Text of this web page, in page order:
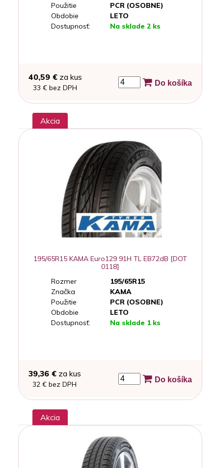
Použitie
PCR (OSOBNE)
Obdobie
LETO
Dostupnosť:
Na sklade 2 ks
40,59 €za kus
33 € bez DPH
Do košíka
Akcia
195/65R15 KAMA Euro129 91H TL EB72dB [DOT
0118]
Rozmer
195/65R15
Značka
KAMA
Použitie
PCR (OSOBNE)
Obdobie
LETO
Dostupnosť:
Na sklade 1 ks
39,36 €za kus
32 € bez DPH
Do košíka
Akcia